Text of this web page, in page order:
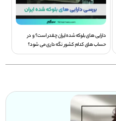
دارایی های بلوکه شده ایران چقدر است؟ و در
حساب های کدام کشور نگه داری می شود؟